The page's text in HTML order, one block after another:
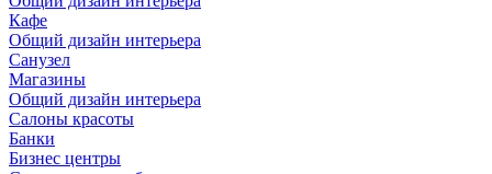
Кафе
Общий дизайн интерьера
Санузел
Магазины
Общий дизайн интерьера
Салоны красоты
Банки
Бизнес центры